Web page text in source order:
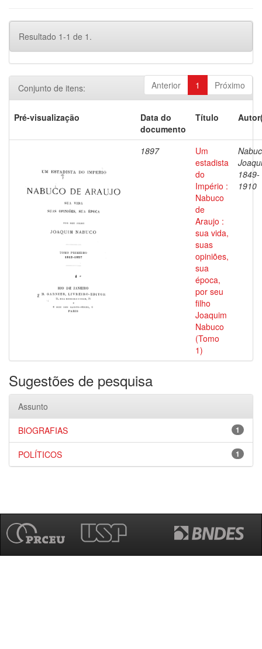
Resultado 1-1 de 1.
Anterior 1 Próximo
Conjunto de itens:
Pré-visualização
Data do
documento
Título
1897
Um
estadista
do
Império :
Nabuco
de
Araujo :
sua vida,
suas
opiniões,
sua
época,
por seu
filho
Joaquim
Nabuco
(Tomo
1)
1849-
1910
Sugestões de pesquisa
Assunto
1
BIOGRAFIAS
1
POLÍTICOS